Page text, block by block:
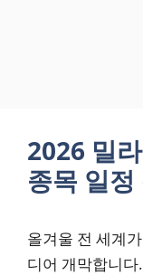
2026 밀
종목 일정
올겨울 전 세계
디어 개막합니